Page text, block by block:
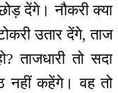
देंगे। नौकरी क्या
उतार देंगे, ताज
ताजधारी तो सदा
नहीं कहेंगे। वह तो